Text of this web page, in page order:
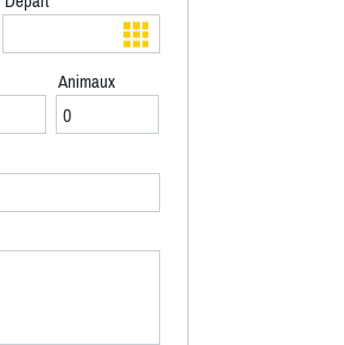
Animaux